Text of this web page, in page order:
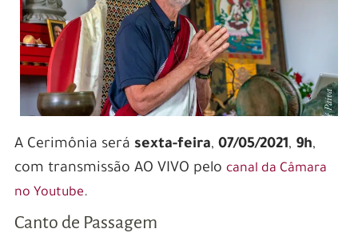
A Cerimônia será sexta-feira, 07/05/2021, 9h,
com transmissão AO VIVO pelo canal da Câmara
no Youtube.
Canto de Passagem